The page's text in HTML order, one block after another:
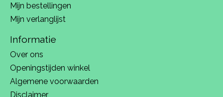
Mijn bestellingen
Mijn verlanglijst
Informatie
Over ons
Openingstijden winkel
Algemene voorwaarden
Disclaimer